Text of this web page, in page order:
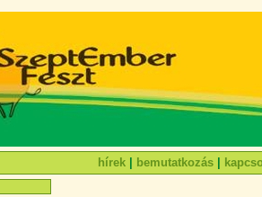
hírek bemutatkozás